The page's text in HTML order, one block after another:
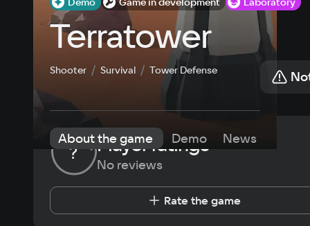
Terratower
Shooter Survival Tower Defense
About the game Demo News
? Player ratings
No reviews
Rate the game